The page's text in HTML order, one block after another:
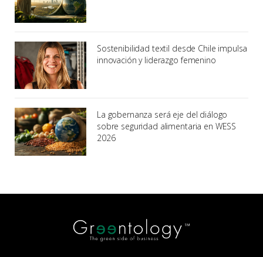
Sostenibilidad textil desde Chile impulsa
innovación y liderazgo femenino
La gobernanza será eje del diálogo
sobre seguridad alimentaria en WESS
2026